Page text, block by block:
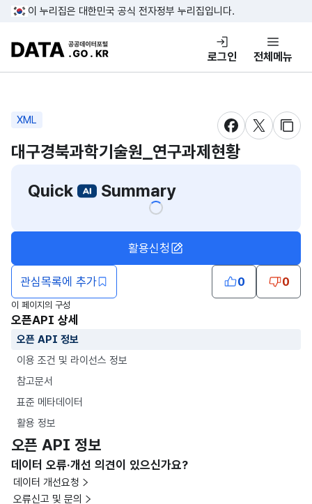
콘텐츠 바로가기
푸터 바로가기
이 누리집은 대한민국 공식 전자정부 누리집입니다.
DATA.GO.KR 공공데이터포털
로그인 전체메뉴
XML
새창 열림새창 열림
새창
대구경북과학기술원_연구과제현황
Quick
Summary
관심목록에 추가
활용신청
0 0
이 페이지의 구성
오픈API 상세
오픈 API 정보
이용 조건 및 라이선스 정보
참고문서
표준 메타데이터
활용 정보
오픈 API 정보
데이터 오류·개선 의견이 있으신가요?
데이터 개선요청
오류신고 및 문의